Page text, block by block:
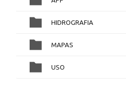
HIDROGRAFIA
MAPAS
USO